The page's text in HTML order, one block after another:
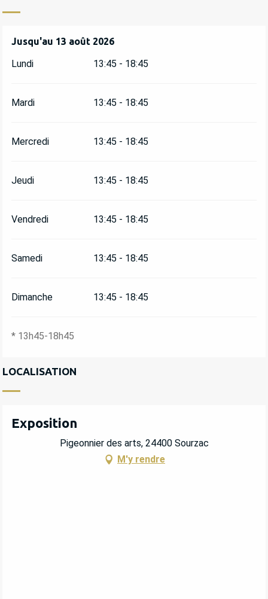
Du17 juillet 2026au13 août 2026
Jusqu'au 13 août 2026
Lundi 13:45 - 18:45
Mardi 13:45 - 18:45
Mercredi 13:45 - 18:45
Jeudi 13:45 - 18:45
Vendredi 13:45 - 18:45
Samedi 13:45 - 18:45
Dimanche 13:45 - 18:45
* 13h45-18h45
LOCALISATION
Exposition
Pigeonnier des arts, 24400 Sourzac
M'y rendre